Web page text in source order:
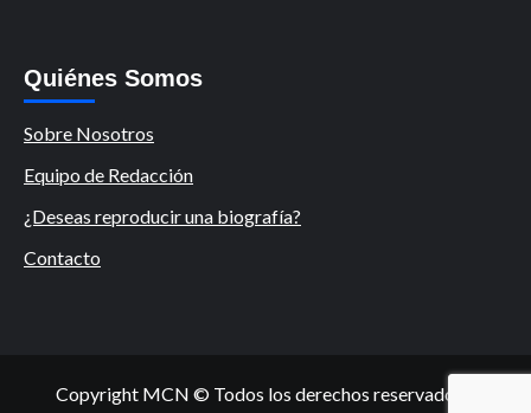
Quiénes Somos
Sobre Nosotros
Equipo de Redacción
¿Deseas reproducir una biografía?
Contacto
Copyright MCN © Todos los derechos reservados.